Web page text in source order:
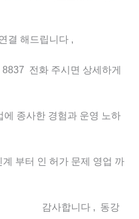
결 해드립니다 ,
주시면 상세하게
종사한 경험과 운영 노하
부터 인 허가 문제 영업 까
다 , 동강